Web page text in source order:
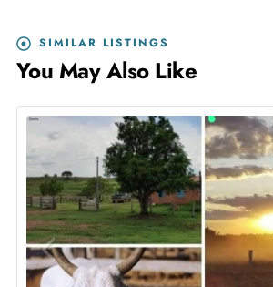
SIMILAR LISTINGS
You May Also Like